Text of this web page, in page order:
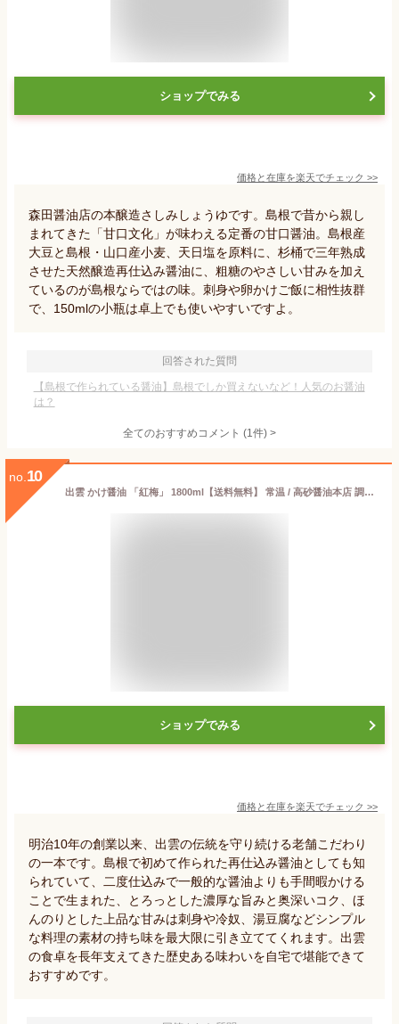
ショップでみる
価格と在庫を楽天でチェック >>
森田醤油店の本醸造さしみしょうゆです。島根で昔から親し
まれてきた「甘口文化」が味わえる定番の甘口醤油。島根産
大豆と島根・山口産小麦、天日塩を原料に、杉桶で三年熟成
させた天然醸造再仕込み醤油に、粗糖のやさしい甘みを加え
ているのが島根ならではの味。刺身や卵かけご飯に相性抜群
で、150mlの小瓶は卓上でも使いやすいですよ。
回答された質問
【島根で作られている醤油】島根でしか買えないなど！人気のお醤油
は？
全てのおすすめコメント (1件) >
no. 10
出雲 かけ醤油 「紅梅」 1800ml【送料無料】 常温 / 高砂醤油本店 調味料 しょうゆ 醤油 お取り寄せ 通販 お土産 /
ショップでみる
価格と在庫を楽天でチェック >>
明治10年の創業以来、出雲の伝統を守り続ける老舗こだわり
の一本です。島根で初めて作られた再仕込み醤油としても知
られていて、二度仕込みで一般的な醤油よりも手間暇かける
ことで生まれた、とろっとした濃厚な旨みと奥深いコク、ほ
んのりとした上品な甘みは刺身や冷奴、湯豆腐などシンプル
な料理の素材の持ち味を最大限に引き立ててくれます。出雲
の食卓を長年支えてきた歴史ある味わいを自宅で堪能できて
おすすめです。